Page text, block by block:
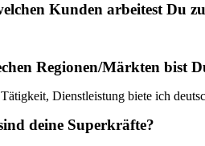
Kunden arbeitest Du
Regionen/Märkten bist
Dienstleistung biete ich
deine Superkräfte?